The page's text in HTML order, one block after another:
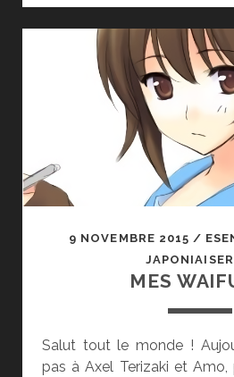
9 NOVEMBRE 2015 /
MES
Salut tout le monde !
pas à Axel Terizaki et